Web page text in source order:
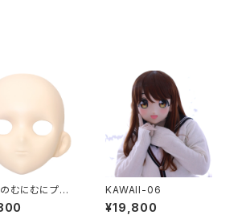
むにむにプレ
ット FRP製
KAWAII-06
¥19,800